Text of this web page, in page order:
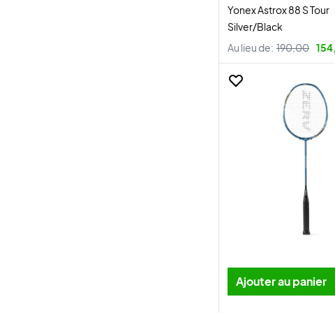
Yonex Astrox 88 S Tour
Silver/Black
Au lieu de: 190,00
Ajouter au panier